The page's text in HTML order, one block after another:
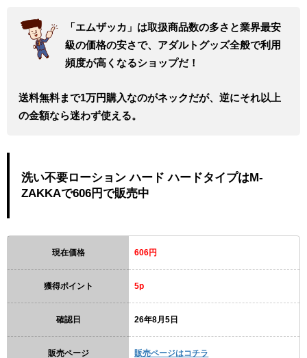
「エムザッカ」は取扱商品数の多さと業界最安
級の価格の安さで、アダルトグッズ全般で利用
頻度が高くなるショップだ！
送料無料まで1万円購入なのがネックだが、逆にそれ以上
の金額なら迷わず使える。
洗い不要ローション ハード ハードタイプはM-
ZAKKAで606円で販売中
現在価格 606円
獲得ポイント 5p
確認日 26年8月5日
販売ページ 販売ページはコチラ